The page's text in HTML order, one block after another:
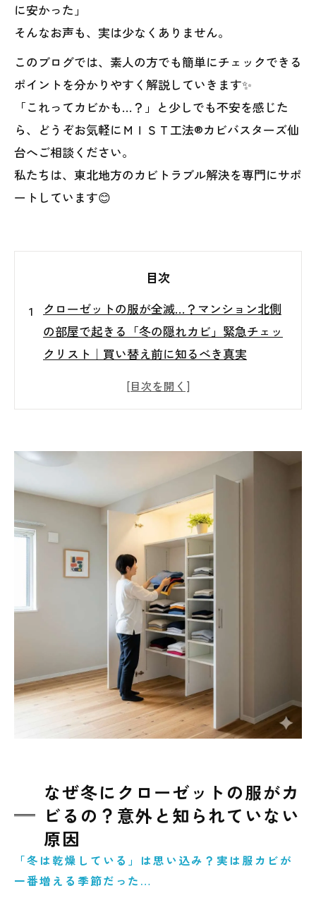
に安かった」
そんなお声も、実は少なくありません。
このブログでは、素人の方でも簡単にチェックできる
ポイントを分かりやすく解説していきます✨
「これってカビかも…？」と少しでも不安を感じた
ら、どうぞお気軽にＭＩＳＴ工法®カビバスターズ仙
台へご相談ください。
私たちは、東北地方のカビトラブル解決を専門にサポ
ートしています😊
目次
クローゼットの服が全滅…？マンション北側
の部屋で起きる「冬の隠れカビ」緊急チェッ
クリスト｜買い替え前に知るべき真実
なぜ冬にクローゼットの服がカビるの？意外
温床」になる理由
そのニオイ、危険信号かも…服カビが進行し
ているサインとは？
【緊急チェックリスト】今すぐ確認！クロー
ゼットに潜む冬の隠れカビ
除湿剤・換気だけでは不十分？自己対策の限
服を全部買い替える前に知ってほしい「原因
調査」という選択
真菌（カビ菌）検査でわかること｜見えない
不安を数値で確認
壁の中はどうなっている？ファイバースコー
プ調査の重要性
する家・しない家」の違い
原因改善をしないと再発する？現代住宅とカ
ビの深い関係
東北のマンションで実際に多いカビトラブル
事例
なぜ冬にクローゼットの服がカ
ビるの？意外と知られていない
原因
「冬は乾燥している」は思い込み？実は服カビが
一番増える季節だった…